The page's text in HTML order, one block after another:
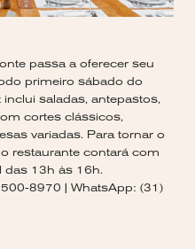
passa a oferecer seu
primeiro sábado do
saladas, antepastos,
cortes clássicos,
variadas. Para tornar o
restaurante contará com
das 13h às 16h.
8970 | WhatsApp: (31)